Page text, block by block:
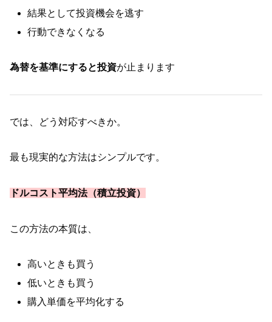
結果として投資機会を逃す
行動できなくなる
為替を基準にすると投資が止まります
では、どう対応すべきか。
最も現実的な方法はシンプルです。
ドルコスト平均法（積立投資）
この方法の本質は、
高いときも買う
低いときも買う
購入単価を平均化する